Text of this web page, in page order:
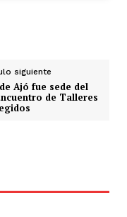
siguiente
Ajó fue sede del
de Talleres